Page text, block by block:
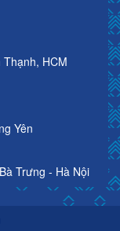
HCM
Yên
Trưng - Hà Nội